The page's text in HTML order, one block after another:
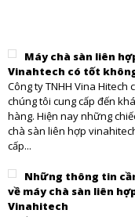
Máy chà sàn liên
Vinahtech có tốt
Công ty TNHH Vina Hitech
chúng tôi cung cấp đến
hàng. Hiện nay những
chà sàn liên hợp
cấp...
Những thông tin
về máy chà sàn liên
Vinahitech